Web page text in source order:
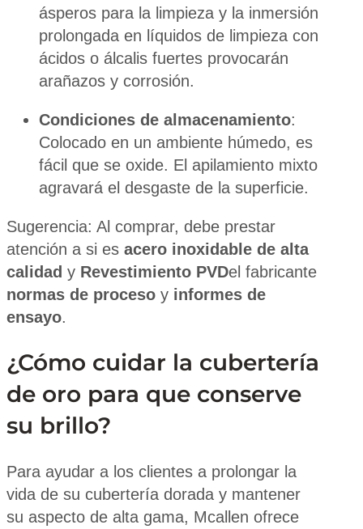
ásperos para la limpieza y la inmersión
prolongada en líquidos de limpieza con
ácidos o álcalis fuertes provocarán
arañazos y corrosión.
Condiciones de almacenamiento:
Colocado en un ambiente húmedo, es
fácil que se oxide. El apilamiento mixto
agravará el desgaste de la superficie.
Sugerencia: Al comprar, debe prestar
atención a si es acero inoxidable de alta
calidad y Revestimiento PVDel fabricante
normas de proceso y informes de
ensayo.
¿Cómo cuidar la cubertería
de oro para que conserve
su brillo?
Para ayudar a los clientes a prolongar la
vida de su cubertería dorada y mantener
su aspecto de alta gama, Mcallen ofrece